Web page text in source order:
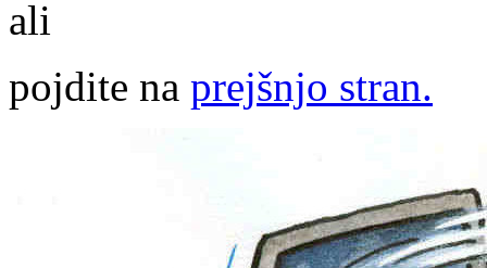
ali
pojdite na prejšnjo stran.